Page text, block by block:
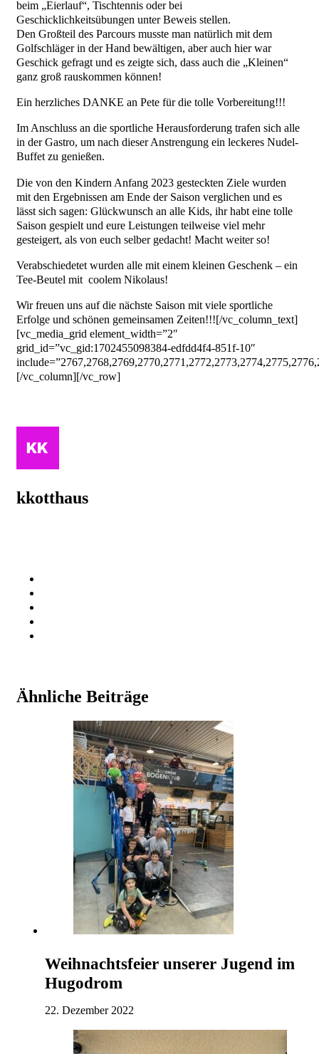
beim „Eierlauf“, Tischtennis oder bei
Geschicklichkeitsübungen unter Beweis stellen.
Den Großteil des Parcours musste man natürlich mit dem
Golfschläger in der Hand bewältigen, aber auch hier war
Geschick gefragt und es zeigte sich, dass auch die „Kleinen“
ganz groß rauskommen können!
Ein herzliches DANKE an Pete für die tolle Vorbereitung!!!
Im Anschluss an die sportliche Herausforderung trafen sich alle
in der Gastro, um nach dieser Anstrengung ein leckeres Nudel-
Buffet zu genießen.
Die von den Kindern Anfang 2023 gesteckten Ziele wurden
mit den Ergebnissen am Ende der Saison verglichen und es
lässt sich sagen: Glückwunsch an alle Kids, ihr habt eine tolle
Saison gespielt und eure Leistungen teilweise viel mehr
gesteigert, als von euch selber gedacht! Macht weiter so!
Verabschiedetet wurden alle mit einem kleinen Geschenk – ein
Tee-Beutel mit coolem Nikolaus!
Wir freuen uns auf die nächste Saison mit viele sportliche
Erfolge und schönen gemeinsamen Zeiten!!![/vc_column_text]
[vc_media_grid element_width=”2″
grid_id=”vc_gid:1702455098384-edfdd4f4-851f-10″
[/vc_column][/vc_row]
kkotthaus
Ähnliche Beiträge
Weihnachtsfeier unserer Jugend im
Hugodrom
22. Dezember 2022